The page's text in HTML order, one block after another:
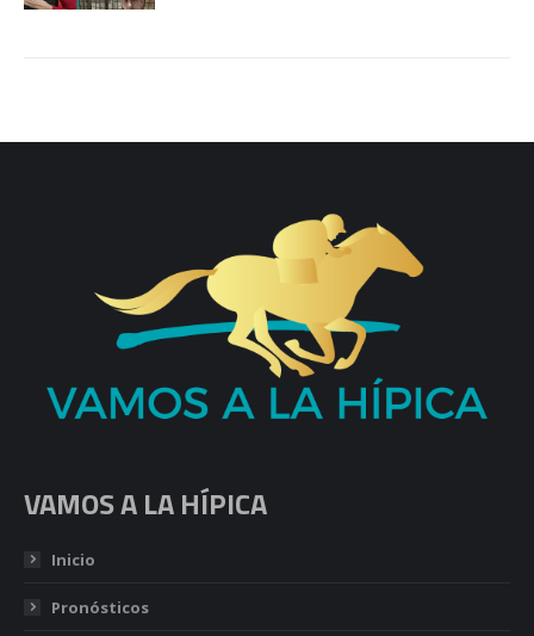
VAMOS A LA HÍPICA
Inicio
Pronósticos